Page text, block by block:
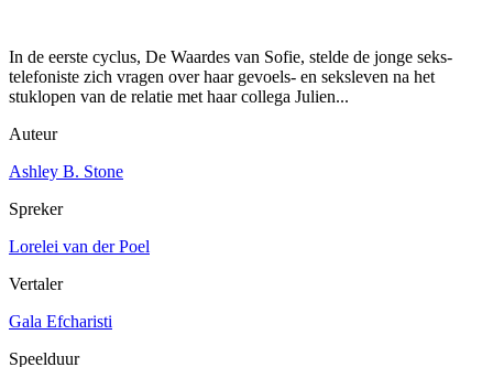
In de eerste cyclus, De Waardes van Sofie, stelde de jonge seks-
telefoniste zich vragen over haar gevoels- en seksleven na het
stuklopen van de relatie met haar collega Julien...
Auteur
Ashley B. Stone
Spreker
Lorelei van der Poel
Vertaler
Gala Efcharisti
Speelduur